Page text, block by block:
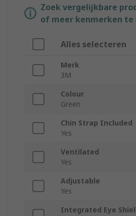
Zoek vergelijkbare
of meer kenmerken te
Alles selecteren
Merk
3M
Colour
Green
Chin Strap Included
Yes
Ventilated
Yes
Adjustable
Yes
Integrated Eye